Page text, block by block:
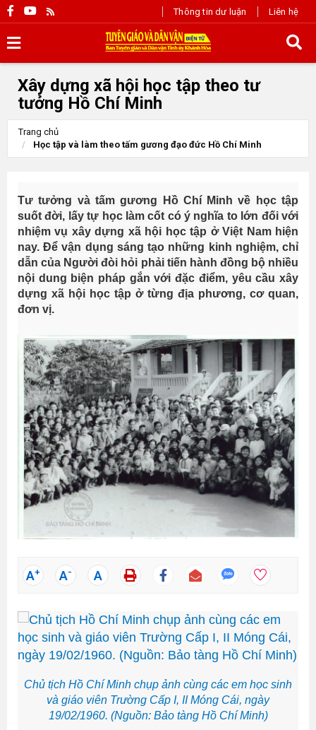
Thông tin dư luận Liên hệ
Xây dựng xã hội học tập theo tư
tưởng Hồ Chí Minh
Trang chủ
Học tập và làm theo tấm gương đạo đức Hồ Chí Minh
Tư tưởng và tấm gương Hồ Chí Minh về học tập
suốt đời, lấy tự học làm cốt có ý nghĩa to lớn đối với
nhiệm vụ xây dựng xã hội học tập ở Việt Nam hiện
nay. Để vận dụng sáng tạo những kinh nghiệm, chỉ
dẫn của Người đòi hỏi phải tiến hành đồng bộ nhiều
nội dung biện pháp gắn với đặc điểm, yêu cầu xây
dựng xã hội học tập ở từng địa phương, cơ quan,
đơn vị.
A+ A- A
Chủ tịch Hồ Chí Minh chụp ảnh cùng các em học sinh
và giáo viên Trường Cấp I, II Móng Cái, ngày
19/02/1960. (Nguồn: Bảo tàng Hồ Chí Minh)